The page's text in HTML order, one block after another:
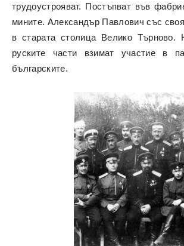
трудоустрояват. Постъпват във
мините. Александър Павлович със
в старата столица Велико Търново.
руските части взимат участие в
българските.